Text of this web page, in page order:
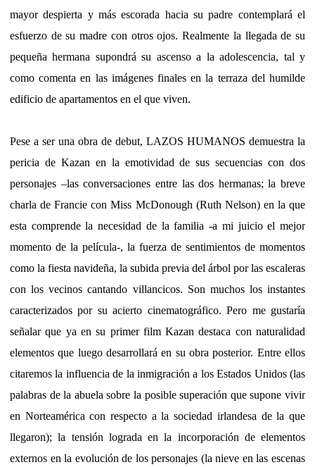
mayor despierta y más escorada hacia su padre contemplará el
esfuerzo de su madre con otros ojos. Realmente la llegada de su
pequeña hermana supondrá su ascenso a la adolescencia, tal y
como comenta en las imágenes finales en la terraza del humilde
edificio de apartamentos en el que viven.
Pese a ser una obra de debut, LAZOS HUMANOS demuestra la
pericia de Kazan en la emotividad de sus secuencias con dos
personajes –las conversaciones entre las dos hermanas; la breve
charla de Francie con Miss McDonough (Ruth Nelson) en la que
esta comprende la necesidad de la familia -a mi juicio el mejor
momento de la película-, la fuerza de sentimientos de momentos
como la fiesta navideña, la subida previa del árbol por las escaleras
con los vecinos cantando villancicos. Son muchos los instantes
caracterizados por su acierto cinematográfico. Pero me gustaría
señalar que ya en su primer film Kazan destaca con naturalidad
elementos que luego desarrollará en su obra posterior. Entre ellos
citaremos la influencia de la inmigración a los Estados Unidos (las
palabras de la abuela sobre la posible superación que supone vivir
en Norteamérica con respecto a la sociedad irlandesa de la que
llegaron); la tensión lograda en la incorporación de elementos
externos en la evolución de los personajes (la nieve en las escenas